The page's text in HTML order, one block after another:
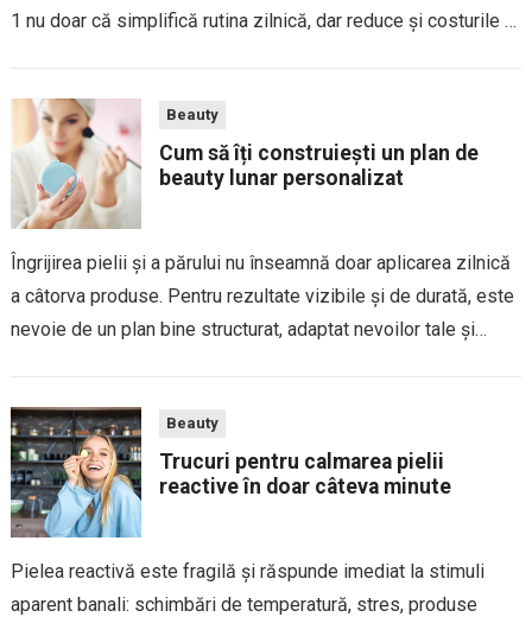
1 nu doar că simplifică rutina zilnică, dar reduce și costurile și
Beauty
Cum să îți construiești un plan de
beauty lunar personalizat
Îngrijirea pielii și a părului nu înseamnă doar aplicarea zilnică
a câtorva produse. Pentru rezultate vizibile și de durată, este
nevoie de un plan bine structurat, adaptat nevoilor tale și
Beauty
Trucuri pentru calmarea pielii
reactive în doar câteva minute
Pielea reactivă este fragilă și răspunde imediat la stimuli
aparent banali: schimbări de temperatură, stres, produse